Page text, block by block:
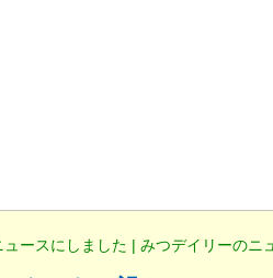
ュースにしました | みつデイリーのニ